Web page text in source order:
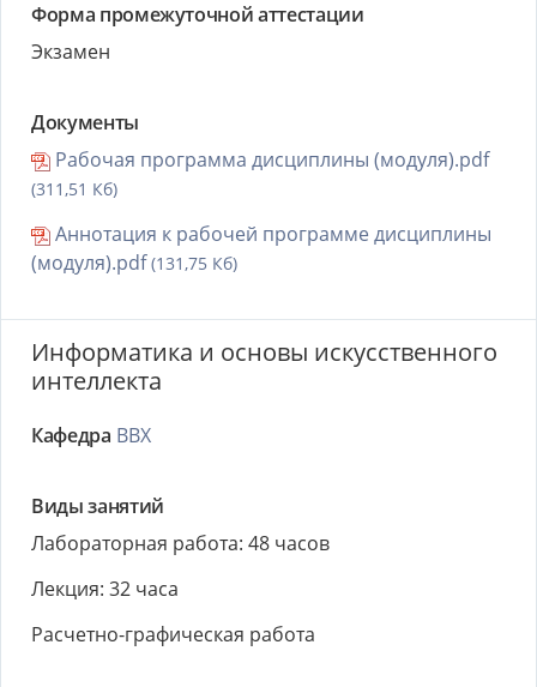
Форма промежуточной аттестации
Экзамен
Документы
Рабочая программа дисциплины (модуля).pdf
(311,51 Кб)
Аннотация к рабочей программе дисциплины
(модуля).pdf(131,75 Кб)
Информатика и основы искусственного
интеллекта
Кафедра ВВХ
Виды занятий
Лабораторная работа: 48 часов
Лекция: 32 часа
Расчетно-графическая работа